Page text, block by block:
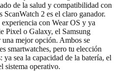
de la salud y compatibilidad con
2 es el claro ganador.
con Wear OS y ya
Pixel o Galaxy, el Samsung
mejor opción. Ambos se
smartwatches, pero tu elección
ya sea la capacidad de la batería, el
sistema operativo.